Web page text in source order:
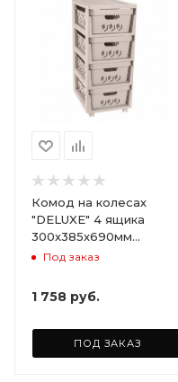
Комод на колесах
"DELUXE" 4 ящика
300х385х690мм
(Светло-бежевый)
Под заказ
1 758 руб.
ПОД ЗАКАЗ